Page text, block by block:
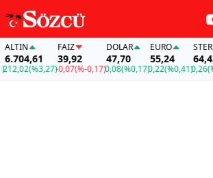
(%3,27)
FAİZ
39,92
-0,07(%-0,17)
DOLAR
47,70
0,08(%0,17)
EURO
55,24
0,22(%0,41)
STERLIN
64,43
0,26